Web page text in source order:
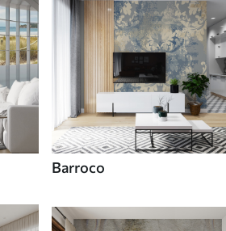
Barroco